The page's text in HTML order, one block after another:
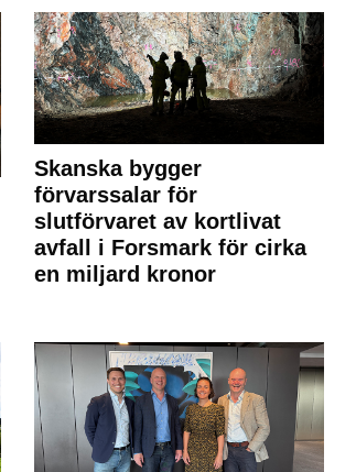
Skanska bygger
förvarssalar för
slutförvaret av kortlivat
avfall i Forsmark för cirka
en miljard kronor